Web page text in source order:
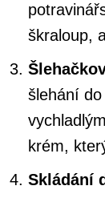
škraloup,
šlehání
krém,
Skládání